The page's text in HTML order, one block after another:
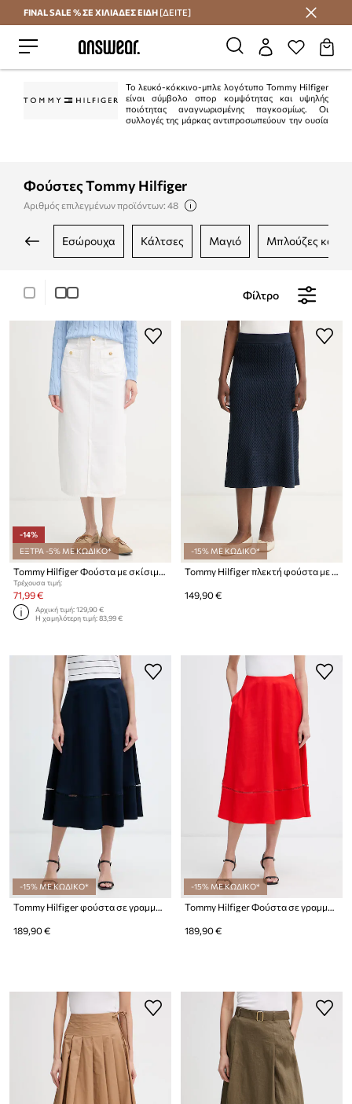
Εξοικονομήστε με το Answear Club
FINAL SALE % ΣΕ ΧΙΛΙΑΔΕΣ ΕΙΔΗ [ΔΕΙΤΕ]
Το λευκό-κόκκινο-μπλε λογότυπο Tommy Hilfiger
είναι σύμβολο σπορ κομψότητας και υψηλής
ποιότητας αναγνωρισμένης παγκοσμίως. Οι
συλλογές της μάρκας αντιπροσωπεύουν την ουσία
Φούστες Tommy Hilfiger
Αριθμός επιλεγμένων προϊόντων: 48
εσώρουχα κάλτσες μαγιό μπλούζες και
Φίλτρο
-14%
ΕΞΤΡΑ -5% ΜΕ ΚΩΔΙΚΟ*
Tommy Hilfiger Φούστα με σκίσιμο ντένιμ
Τρέχουσα τιμή:
71,99 €
Αρχική τιμή:129,90 €
Η χαμηλότερη τιμή:83,99 €
-15% ΜΕ ΚΩΔΙΚΟ*
Tommy Hilfiger πλεκτή φούστα με βαμβάκι
149,90 €
-15% ΜΕ ΚΩΔΙΚΟ*
Tommy Hilfiger φούστα σε γραμμή Α με βισκόζη
189,90 €
-15% ΜΕ ΚΩΔΙΚΟ*
Tommy Hilfiger Φούστα σε γραμμή Α με βισκόζη
189,90 €